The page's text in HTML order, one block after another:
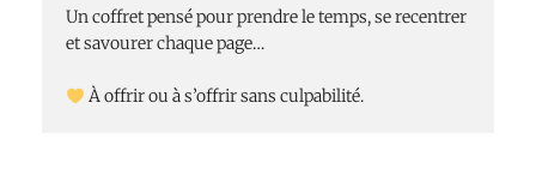
Un coffret pensé pour prendre le temps, se recentrer
et savourer chaque page…
À offrir ou à s’offrir sans culpabilité.